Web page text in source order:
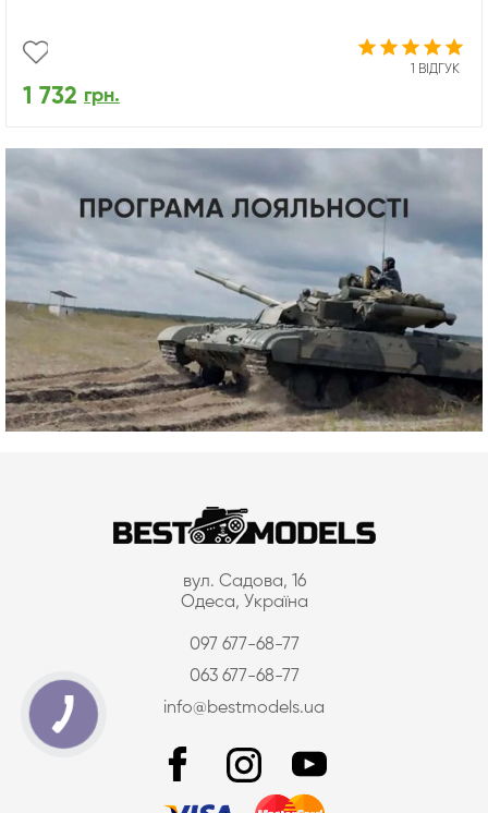
1 ВІДГУК
1 732 грн.
вул. Садова, 16
Одеса, Україна
097 677-68-77
063 677-68-77
info@bestmodels.ua